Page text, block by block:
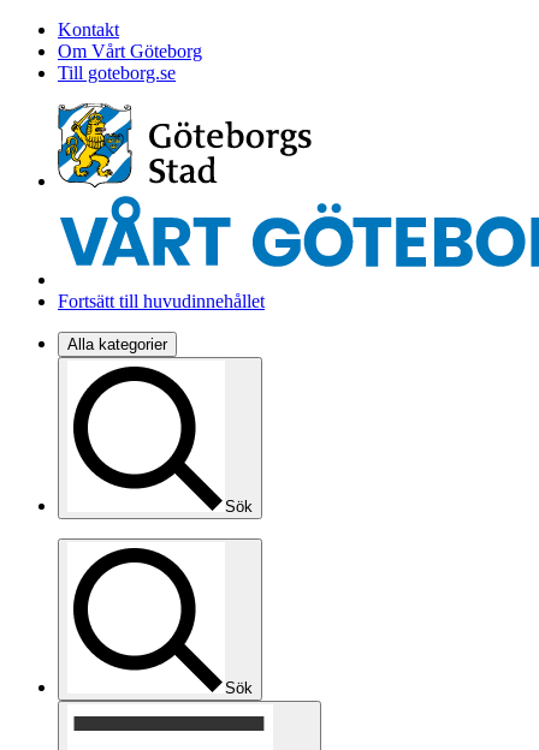
Kontakt
Om Vårt Göteborg
Till goteborg.se
Fortsätt till huvudinnehållet
Alla kategorier
Sök
Sök